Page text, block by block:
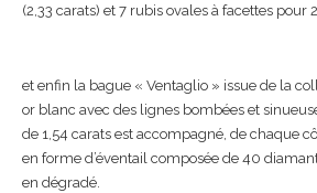
(2,33 carats) et 7 rubis ovales à facettes pour
et enfin la bague « Ventaglio » issue de la
or blanc avec des lignes bombées et
de 1,54 carats est accompagné, de chaque
en forme d’éventail composée de 40
en dégradé.